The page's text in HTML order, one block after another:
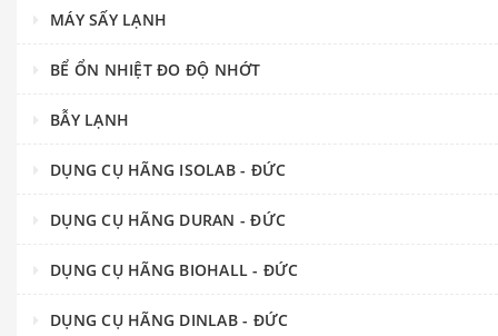
MÁY SẤY LẠNH
BỂ ỔN NHIỆT ĐO ĐỘ NHỚT
BẪY LẠNH
DỤNG CỤ HÃNG ISOLAB - ĐỨC
DỤNG CỤ HÃNG DURAN - ĐỨC
DỤNG CỤ HÃNG BIOHALL - ĐỨC
DỤNG CỤ HÃNG DINLAB - ĐỨC